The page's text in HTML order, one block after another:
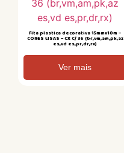
Fita plastica decorativa 15mmx10m –
CORES LISAS – CX C/ 36 (br,vm,am,pk,az
es,vd es,pr,dr,rx)
Ver mais